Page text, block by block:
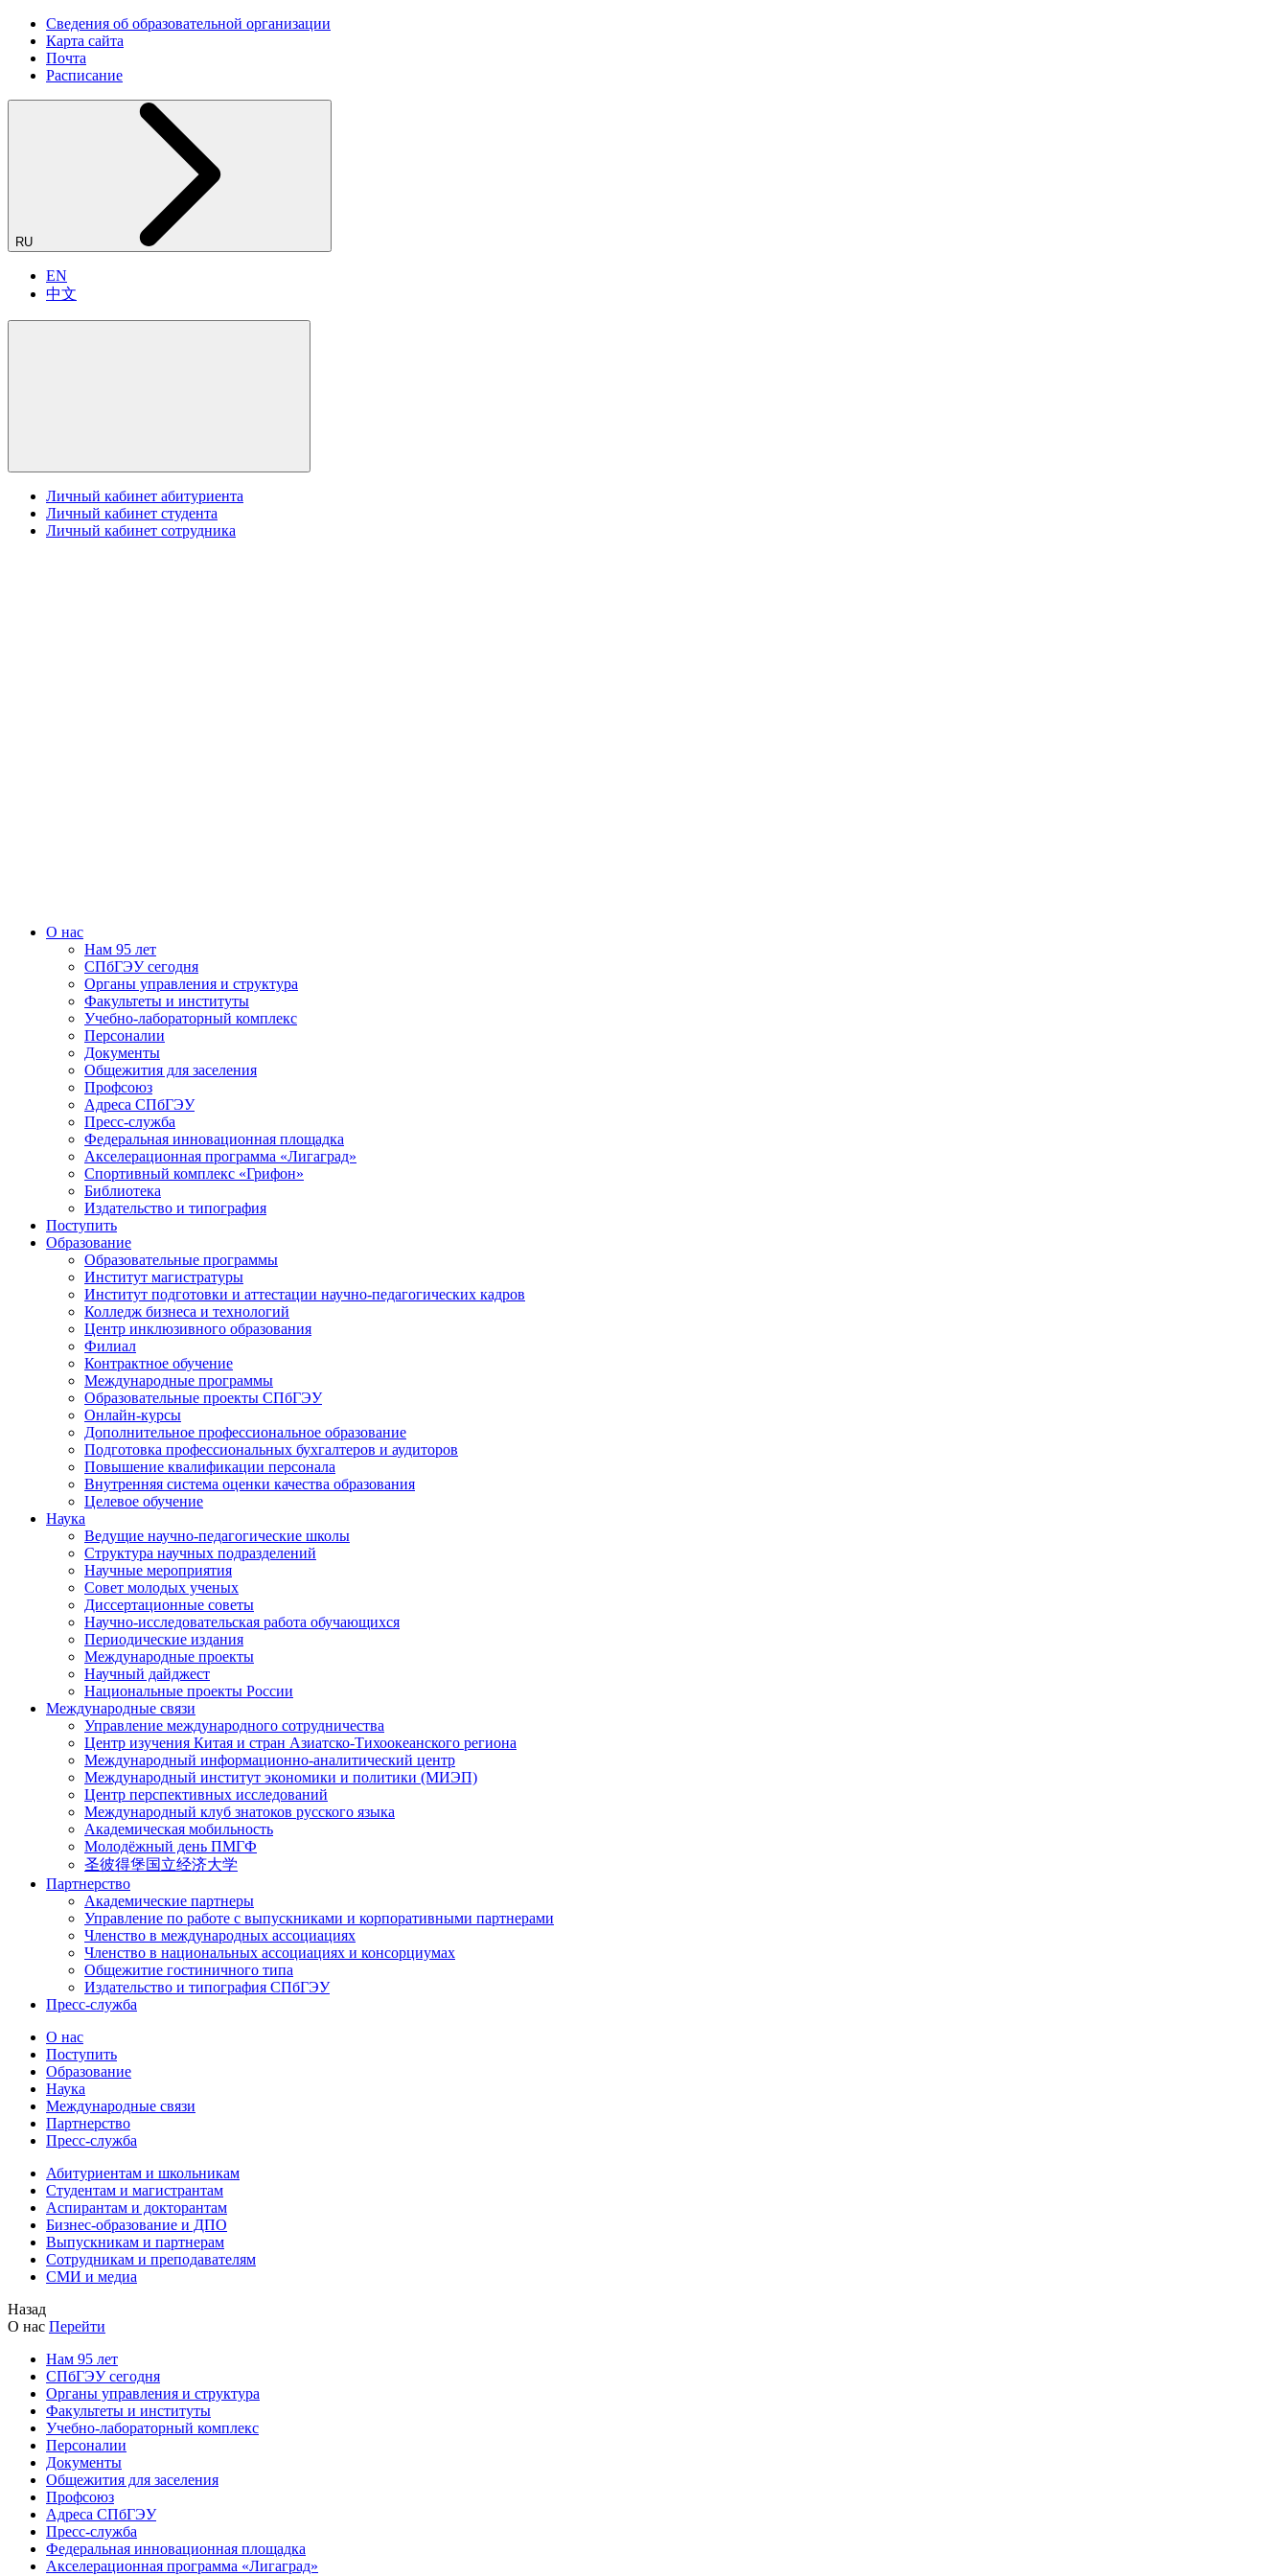
Сведения об образовательной организации
Карта сайта
Почта
Расписание
RU
EN
中文
Личный кабинет абитуриента
Личный кабинет студента
Личный кабинет сотрудника
О нас
Нам 95 лет
СПбГЭУ сегодня
Органы управления и структура
Факультеты и институты
Учебно-лабораторный комплекс
Персоналии
Документы
Общежития для заселения
Профсоюз
Адреса СПбГЭУ
Пресс-служба
Федеральная инновационная площадка
Акселерационная программа «Лигаград»­­
Спортивный комплекс «Грифон»
Библиотека
Издательство и типография
Поступить
Образование
Образовательные программы
Институт магистратуры
Институт подготовки и аттестации научно-педагогических кадров
Колледж бизнеса и технологий
Центр инклюзивного образования
Филиал
Контрактное обучение
Международные программы
Образовательные проекты СПбГЭУ
Онлайн-курсы
Дополнительное профессиональное образование
Подготовка профессиональных бухгалтеров и аудиторов
Повышение квалификации персонала
Внутренняя система оценки качества образования
Целевое обучение
Наука
Ведущие научно-педагогические школы
Структура научных подразделений
Научные мероприятия
Совет молодых ученых
Диссертационные советы
Научно-исследовательская работа обучающихся
Периодические издания
Международные проекты
Научный дайджест
Национальные проекты России
Международные связи
Управление международного сотрудничества
Центр изучения Китая и стран Азиатско-Тихоокеанского региона
Международный информационно-аналитический центр
Международный институт экономики и политики (МИЭП)
Центр перспективных исследований
Международный клуб знатоков русского языка
Академическая мобильность
Молодёжный день ПМГФ
圣彼得堡国立经济大学
Партнерство
Академические партнеры
Управление по работе с выпускниками и корпоративными партнерами
Членство в международных ассоциациях
Членство в национальных ассоциациях и консорциумах
Общежитие гостиничного типа
Издательство и типография СПбГЭУ
Пресс-служба
О нас
Поступить
Образование
Наука
Международные связи
Партнерство
Пресс-служба
Абитуриентам и школьникам
Студентам и магистрантам
Аспирантам и докторантам
Бизнес-образование и ДПО
Выпускникам и партнерам
Сотрудникам и преподавателям
СМИ и медиа
Назад
О нас Перейти
Нам 95 лет
СПбГЭУ сегодня
Органы управления и структура
Факультеты и институты
Учебно-лабораторный комплекс
Персоналии
Документы
Общежития для заселения
Профсоюз
Адреса СПбГЭУ
Пресс-служба
Федеральная инновационная площадка
Акселерационная программа «Лигаград»­­